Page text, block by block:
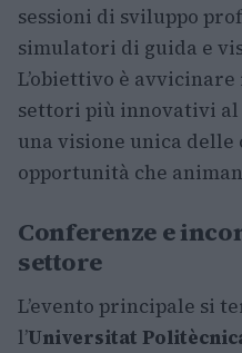
sessioni di sviluppo
simulatori di guida e
L’obiettivo è
settori più innovativi
una visione unica delle
opportunità che
Conferenze e
settore
L’evento principale si
l’Universitat